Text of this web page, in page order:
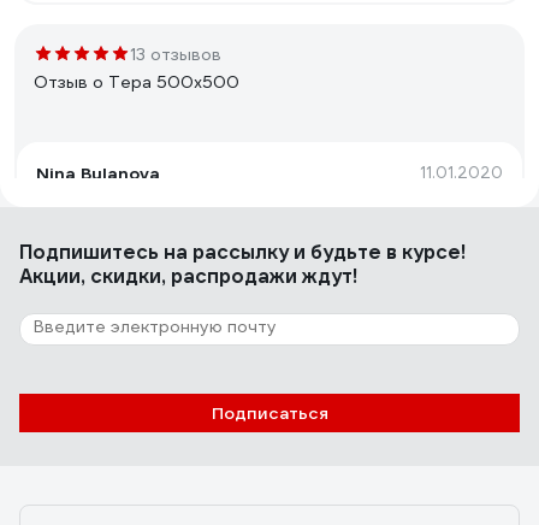
13 отзывов
Отзыв о Тера 500х500
Nina Bulanova 11.01.2020
Небольшой
9 отзывов
Отзыв о Terminus 1 600*600"
Подпишитесь на рассылкуи будьте в курсе!
Акции, скидки, распродажи ждут!
Подписаться